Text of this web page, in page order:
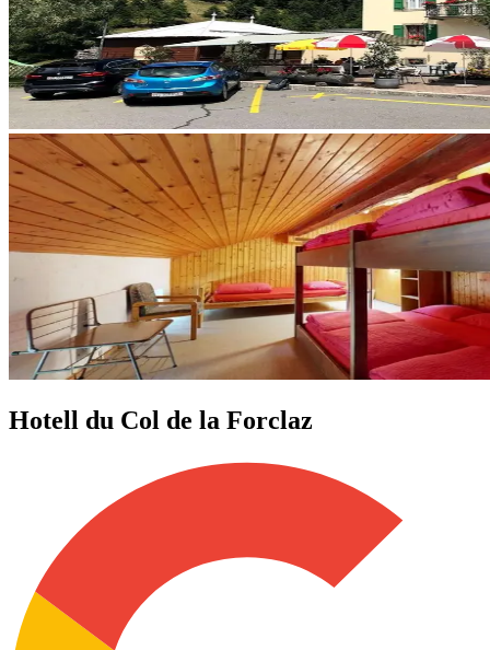
Hotell du Col de la Forclaz